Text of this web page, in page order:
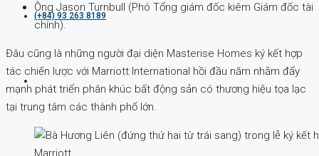
(+84) 93 263 8189
Ông Jason Turnbull (Phó Tổng giám đốc kiêm Giám đốc tài
chính).
Đâu cũng là những người đại diện Masterise Homes ký kết hợp
tác chiến lược với Marriott International hồi đầu năm nhằm đẩy
mạnh phát triển phân khúc bất động sản có thương hiệu tọa lạc
tại trung tâm các thành phố lớn.